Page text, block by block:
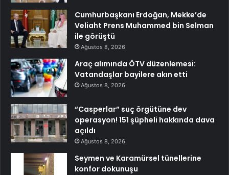
Cumhurbaşkanı Erdoğan, Mekke’de
Veliaht Prens Muhammed bin Selman
ile görüştü
Ağustos 8, 2026
Araç alımında ÖTV düzenlemesi:
Vatandaşlar bayilere akın etti
Ağustos 8, 2026
“Casperlar” suç örgütüne dev
operasyon! 151 şüpheli hakkında dava
açıldı
Ağustos 8, 2026
Seymen ve Karamürsel tünellerine
konfor dokunuşu